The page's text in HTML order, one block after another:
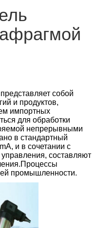
собой
и продуктов,
импортных
для обработки
непрерывными
в стандартный
и в сочетании с
составляют
промышленности.